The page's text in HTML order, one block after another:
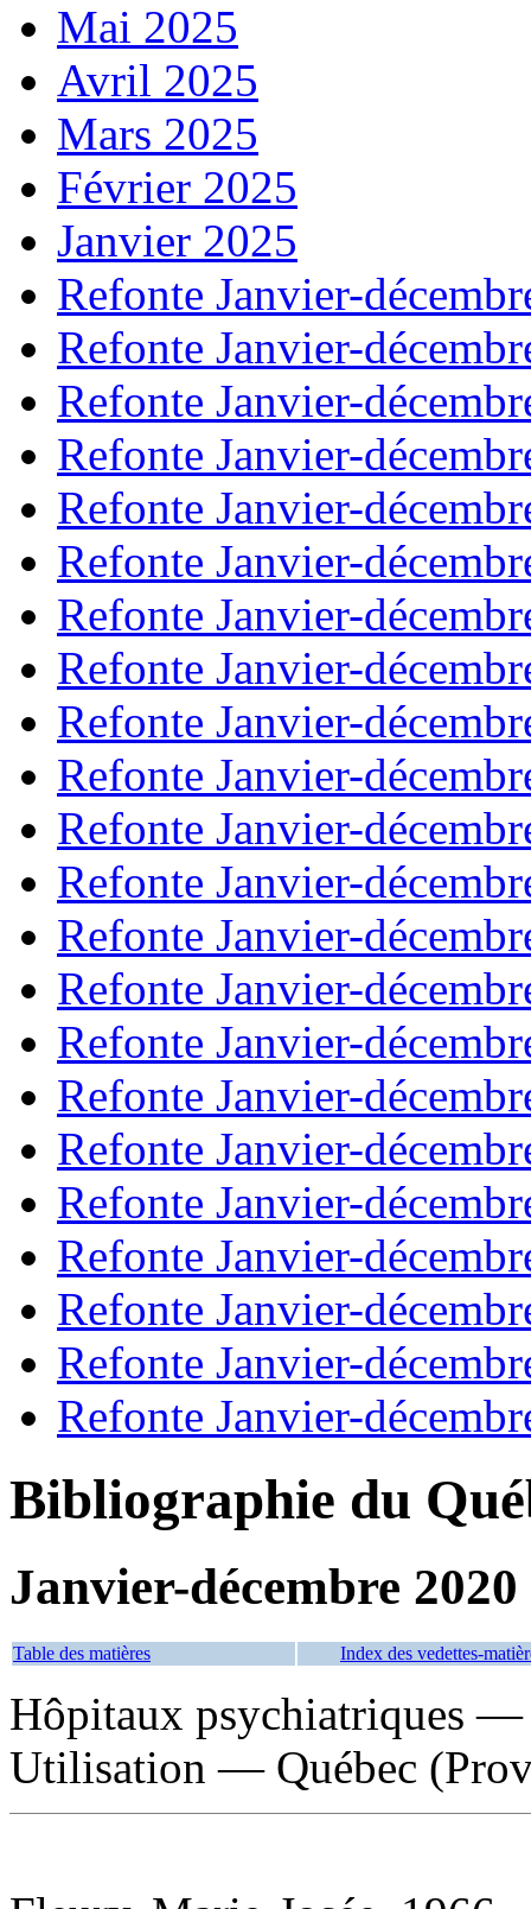
Mai 2025
Avril 2025
Mars 2025
Février 2025
Janvier 2025
Refonte Janvier-
Refonte Janvier-
Refonte Janvier-
Refonte Janvier-
Refonte Janvier-
Refonte Janvier-
Refonte Janvier-
Refonte Janvier-
Refonte Janvier-
Refonte Janvier-
Refonte Janvier-
Refonte Janvier-
Refonte Janvier-
Refonte Janvier-
Refonte Janvier-
Refonte Janvier-
Refonte Janvier-
Refonte Janvier-
Refonte Janvier-
Refonte Janvier-
Refonte Janvier-
Refonte Janvier-
Bibliographie du
Janvier-décembre 2020
Table des matières Index des vedettes-
Hôpitaux psychiatriques —
Utilisation — Québec